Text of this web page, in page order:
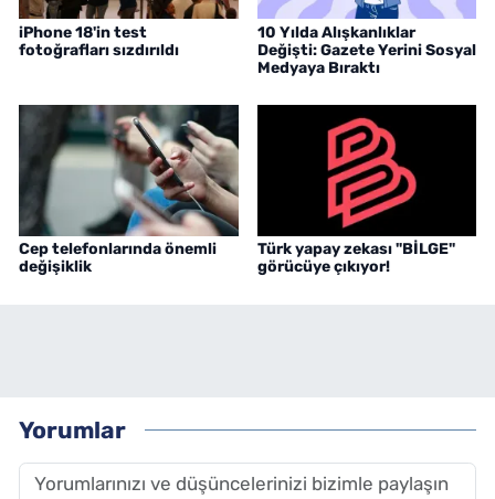
iPhone 18'in test
fotoğrafları sızdırıldı
10 Yılda Alışkanlıklar
Değişti: Gazete Yerini Sosyal
Medyaya Bıraktı
Cep telefonlarında önemli
değişiklik
Türk yapay zekası "BİLGE"
görücüye çıkıyor!
Yorumlar